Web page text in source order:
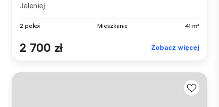
Jeleniej ...
2 pokoi Mieszkanie 41 m²
2 700 zł Zobacz więcej